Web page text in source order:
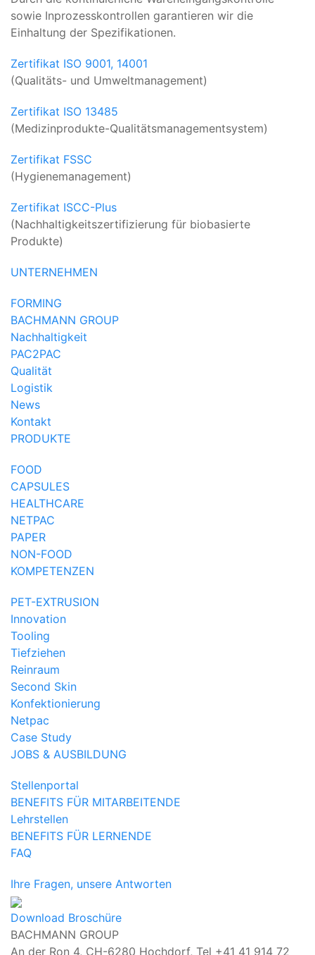
sowie Inprozesskontrollen garantieren wir die
Einhaltung der Spezifikationen.
Zertifikat ISO 9001, 14001
(Qualitäts- und Umweltmanagement)
Zertifikat ISO 13485
(Medizinprodukte-Qualitätsmanagementsystem)
Zertifikat FSSC
(Hygienemanagement)
Zertifikat ISCC-Plus
(Nachhaltigkeitszertifizierung für biobasierte
Produkte)
UNTERNEHMEN
FORMING
BACHMANN GROUP
Nachhaltigkeit
PAC2PAC
Qualität
Logistik
News
Kontakt
PRODUKTE
FOOD
CAPSULES
HEALTHCARE
NETPAC
PAPER
NON-FOOD
KOMPETENZEN
PET-EXTRUSION
Innovation
Tooling
Tiefziehen
Reinraum
Second Skin
Konfektionierung
Netpac
Case Study
JOBS & AUSBILDUNG
Stellenportal
BENEFITS FÜR MITARBEITENDE
Lehrstellen
BENEFITS FÜR LERNENDE
FAQ
Ihre Fragen, unsere Antworten
Download Broschüre
BACHMANN GROUP
An der Ron 4, CH-6280 Hochdorf, Tel +41 41 914 72